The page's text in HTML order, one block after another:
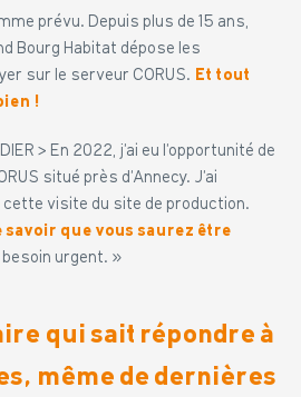
prévu. Depuis plus de 15 ans,
Bourg Habitat dépose les
sur le serveur CORUS. Et tout
!
> En 2022, j’ai eu l’opportunité de
situé près d’Annecy. J’ai
cette visite du site de production.
savoir que vous saurez être
besoin urgent. »
qui sait répondre à
même de dernières